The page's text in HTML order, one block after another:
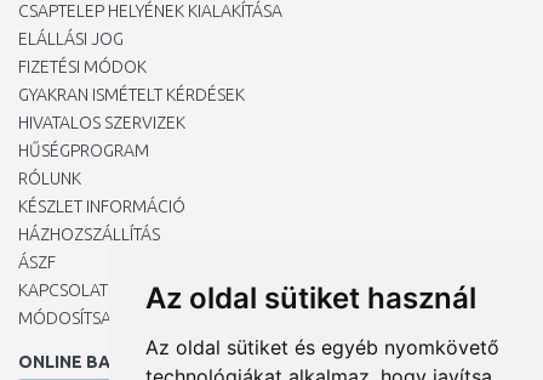
Az oldal sütiket használ
Az oldal sütiket és egyéb nyomkövető
CSAPTELEP HELYÉNEK KIALAKÍTÁSA
ELÁLLÁSI JOG
FIZETÉSI MÓDOK
GYAKRAN ISMÉTELT KÉRDÉSEK
HIVATALOS SZERVIZEK
HŰSÉGPROGRAM
RÓLUNK
KÉSZLET INFORMÁCIÓ
HÁZHOZSZÁLLÍTÁS
ÁSZF
KAPCSOLAT
MÓDOSÍTSA A COOKIE-BEÁLLÍTÁSAIMAT
ONLINE BANKKÁRTYÁVAL